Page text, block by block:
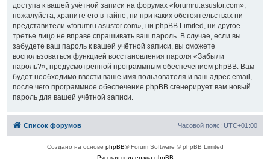
доступа к вашей учётной записи на форумах «forumru.asustor.com»,
пожалуйста, храните его в тайне, ни при каких обстоятельствах ни
представители «forumru.asustor.com», ни phpBB Limited, ни другое
третье лицо не вправе спрашивать ваш пароль. В случае, если вы
забудете ваш пароль к вашей учётной записи, вы сможете
воспользоваться функцией восстановления пароля «Забыли
пароль?», предусмотренной программным обеспечением phpBB. Вам
будет необходимо ввести ваше имя пользователя и ваш адрес email,
после чего программное обеспечение phpBB сгенерирует вам новый
пароль для вашей учётной записи.
Список форумов Часовой пояс: UTC+01:00
Создано на основе phpBB® Forum Software © phpBB Limited
Русская поддержка phpBB